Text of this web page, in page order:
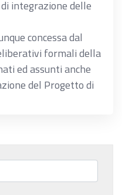
integrazione delle
concessa dal
formali della
ed assunti anche
del Progetto di